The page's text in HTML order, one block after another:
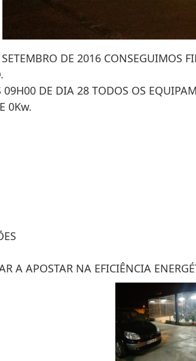
DE 2016 CONSEGUIMOS
DE DIA 28 TODOS OS
0Kw.
A APOSTAR NA EFICIÊNCIA